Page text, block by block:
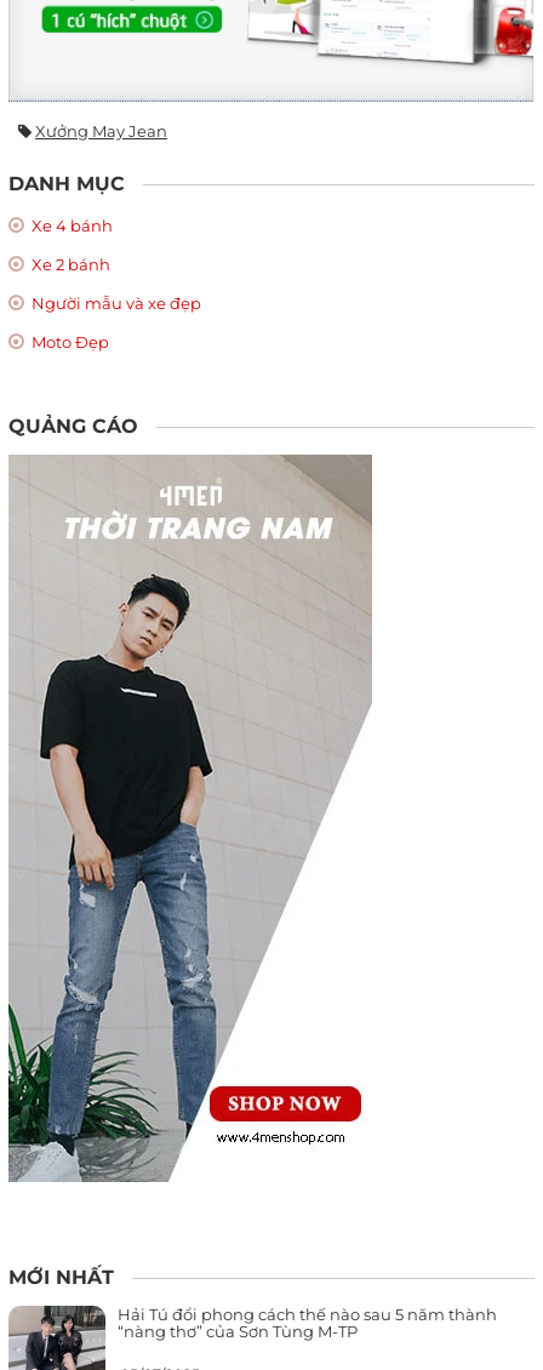
Xưởng May Jean
DANH MỤC
Xe 4 bánh
Xe 2 bánh
Người mẫu và xe đẹp
Moto Đẹp
QUẢNG CÁO
MỚI NHẤT
Hải Tú đổi phong cách thế nào sau 5 năm thành
“nàng thơ” của Sơn Tùng M-TP